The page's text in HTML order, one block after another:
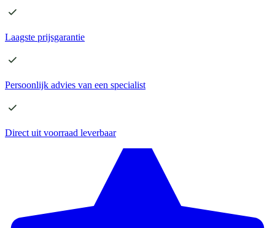
Laagste prijsgarantie
Persoonlijk advies van een specialist
Direct uit voorraad leverbaar